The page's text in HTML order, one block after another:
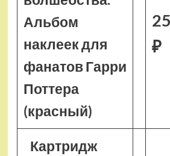
Альбом
наклеек для
фанатов Гарри
Поттера
(красный)
₽
Картридж